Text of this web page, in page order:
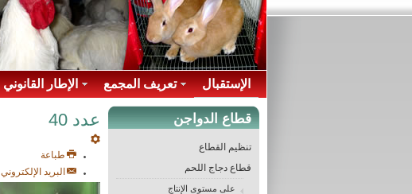
الإستقبال تعريف المجمع الإطار القانوني
عدد 40
طباعة
البريد الإلكتروني
قطاع الدواجن
تنظيم القطاع
قطاع دجاج اللحم
على مستوى الإنتاج